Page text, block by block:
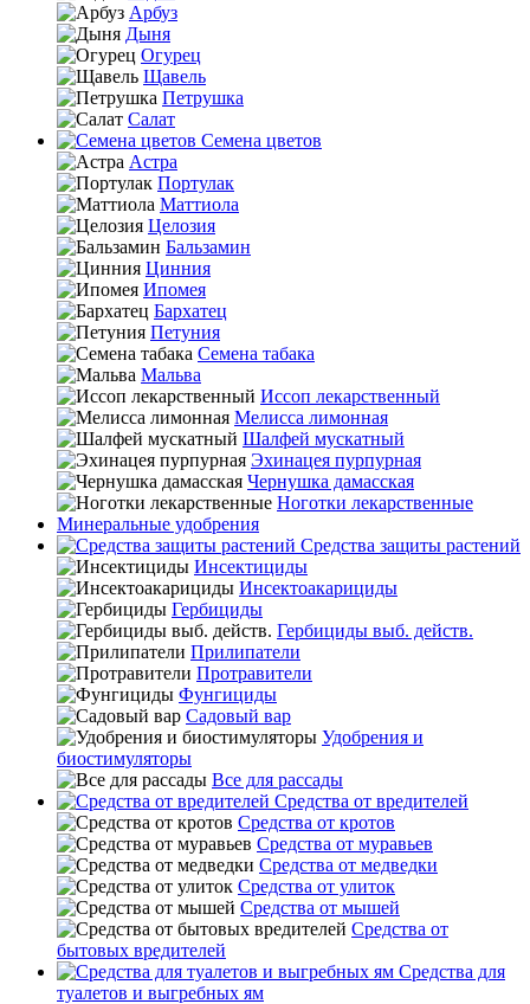
Арбуз
Дыня
Огурец
Щавель
Петрушка
Салат
Семена цветов
Астра
Портулак
Маттиола
Целозия
Бальзамин
Цинния
Ипомея
Бархатец
Петуния
Семена табака
Мальва
Иссоп лекарственный
Мелисса лимонная
Шалфей мускатный
Эхинацея пурпурная
Чернушка дамасская
Ноготки лекарственные
Минеральные удобрения
Средства защиты растений
Инсектициды
Инсектоакарициды
Гербициды
Гербициды выб. действ.
Прилипатели
Протравители
Фунгициды
Садовый вар
Удобрения и
биостимуляторы
Все для рассады
Средства от вредителей
Средства от кротов
Средства от муравьев
Средства от медведки
Средства от улиток
Средства от мышей
Средства от
бытовых вредителей
Средства для
туалетов и выгребных ям